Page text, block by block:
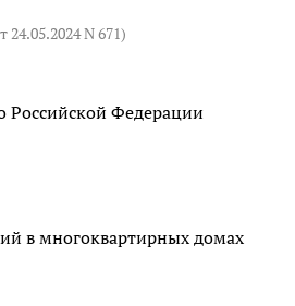
24.05.2024 N 671)
Российской Федерации
в многоквартирных домах